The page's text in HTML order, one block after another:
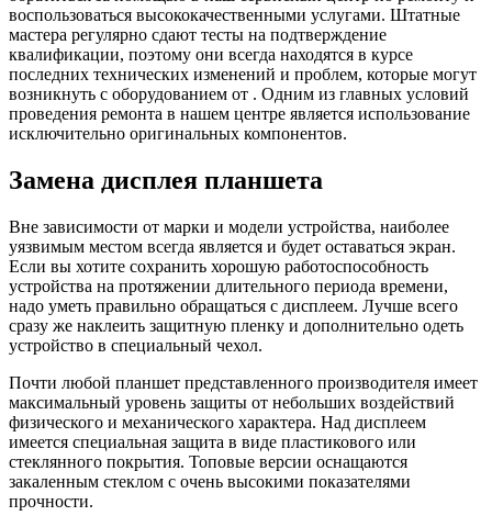
воспользоваться высококачественными услугами. Штатные
мастера регулярно сдают тесты на подтверждение
квалификации, поэтому они всегда находятся в курсе
последних технических изменений и проблем, которые могут
возникнуть с оборудованием от . Одним из главных условий
проведения ремонта в нашем центре является использование
исключительно оригинальных компонентов.
Замена дисплея планшета
Вне зависимости от марки и модели устройства, наиболее
уязвимым местом всегда является и будет оставаться экран.
Если вы хотите сохранить хорошую работоспособность
устройства на протяжении длительного периода времени,
надо уметь правильно обращаться с дисплеем. Лучше всего
сразу же наклеить защитную пленку и дополнительно одеть
устройство в специальный чехол.
Почти любой планшет представленного производителя имеет
максимальный уровень защиты от небольших воздействий
физического и механического характера. Над дисплеем
имеется специальная защита в виде пластикового или
стеклянного покрытия. Топовые версии оснащаются
закаленным стеклом с очень высокими показателями
прочности.